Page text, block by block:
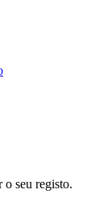
o seu registo.